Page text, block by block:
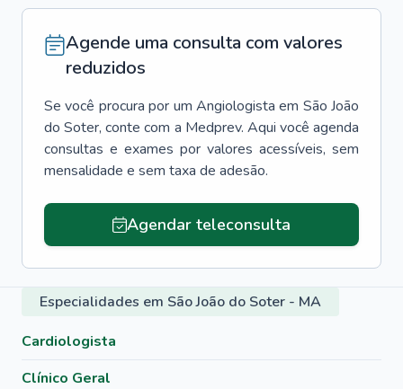
Agende uma consulta com valores
reduzidos
Se você procura por um Angiologista em São João
do Soter, conte com a Medprev. Aqui você agenda
consultas e exames por valores acessíveis, sem
mensalidade e sem taxa de adesão.
Agendar teleconsulta
Especialidades em São João do Soter - MA
Cardiologista
Clínico Geral